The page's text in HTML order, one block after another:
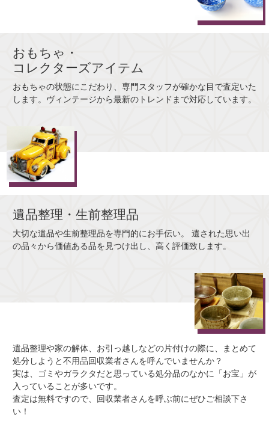
おもちゃ・
コレクターズアイテム
おもちゃの状態にこだわり、専門スタッフが確かな目で査定いた
します。ヴィンテージから最新のトレンドまで対応しています。
遺品整理・生前整理品
大切な遺品や生前整理品を専門的にお手伝い。 遺された思い出
の品々から価値ある品を見つけ出し、高く評価致します。
遺品整理や家の解体、お引っ越しなどの片付けの際に、まとめて
処分しようと不用品回収業者さんを呼んでいませんか？
実は、ゴミやガラクタだと思っている処分品のなかに「お宝」が
入っていることが多いです。
査定は無料ですので、回収業者さんを呼ぶ前にぜひご相談下さ
い！